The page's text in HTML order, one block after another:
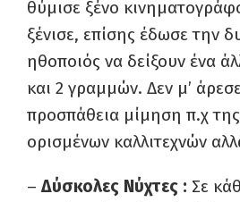
θύμισε ξένο
ξένισε, επίσης έδωσε την
ηθοποιός να δείξουν ένα
και 2 γραμμών. Δεν μ’
προσπάθεια μίμηση π.χ
ορισμένων καλλιτεχνών
– Δύσκολες Νύχτες : Σε